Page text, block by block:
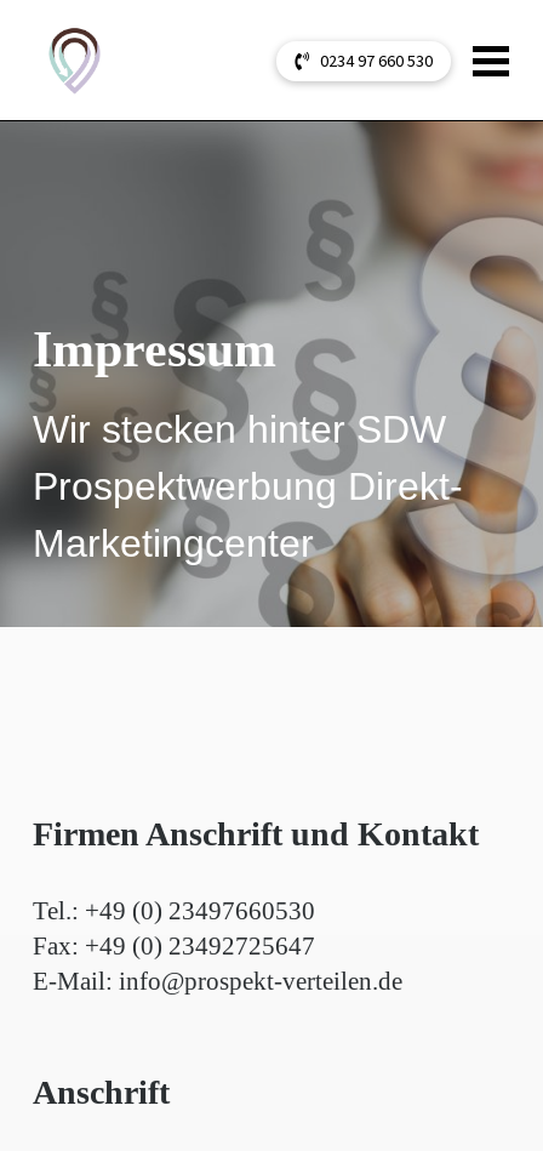
0234 97 660 530
Impressum
Wir stecken hinter SDW
Prospektwerbung Direkt-
Marketingcenter
Firmen Anschrift und Kontakt
Tel.: +49 (0) 23497660530
Fax: +49 (0) 23492725647
E-Mail: info@prospekt-verteilen.de
Anschrift